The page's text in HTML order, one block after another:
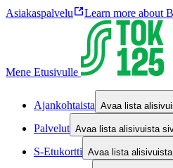
Asiakaspalvelu Learn more about
Mene Etusivulle
Ajankohtaista Avaa lista
Palvelut Avaa lista alisivuista
S-Etukortti Avaa lista